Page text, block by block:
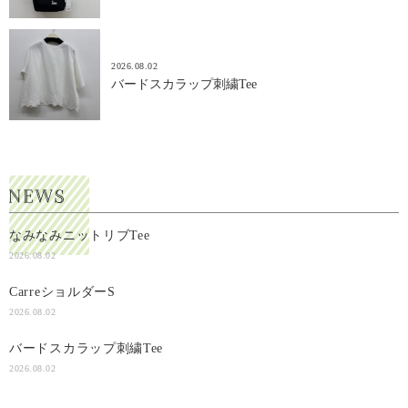
2026.08.02
バードスカラップ刺繍Tee
なみなみニットリブTee
2026.08.02
CarreショルダーS
2026.08.02
バードスカラップ刺繍Tee
2026.08.02